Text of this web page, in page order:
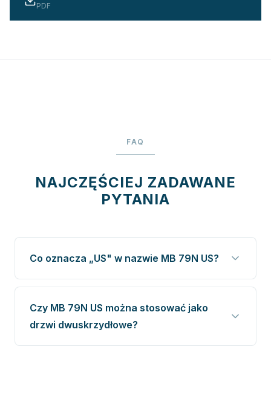
PDF
FAQ
NAJCZĘŚCIEJ ZADAWANE
PYTANIA
Co oznacza „US" w nazwie MB 79N US?
Czy MB 79N US można stosować jako
drzwi dwuskrzydłowe?